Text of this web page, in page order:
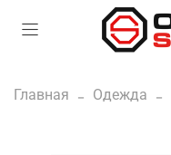
Главная Одежда